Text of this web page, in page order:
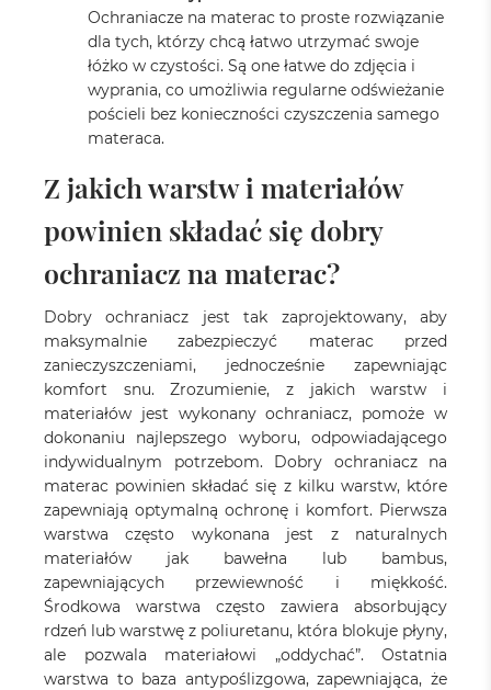
Ochraniacze na materac to proste rozwiązanie
dla tych, którzy chcą łatwo utrzymać swoje
łóżko w czystości. Są one łatwe do zdjęcia i
wyprania, co umożliwia regularne odświeżanie
pościeli bez konieczności czyszczenia samego
materaca.
Z jakich warstw i materiałów
powinien składać się dobry
ochraniacz na materac?
Dobry ochraniacz jest tak zaprojektowany, aby
maksymalnie zabezpieczyć materac przed
zanieczyszczeniami, jednocześnie zapewniając
komfort snu. Zrozumienie, z jakich warstw i
materiałów jest wykonany ochraniacz, pomoże w
dokonaniu najlepszego wyboru, odpowiadającego
indywidualnym potrzebom. Dobry ochraniacz na
materac powinien składać się z kilku warstw, które
zapewniają optymalną ochronę i komfort. Pierwsza
warstwa często wykonana jest z naturalnych
materiałów jak bawełna lub bambus,
zapewniających przewiewność i miękkość.
Środkowa warstwa często zawiera absorbujący
rdzeń lub warstwę z poliuretanu, która blokuje płyny,
ale pozwala materiałowi „oddychać”. Ostatnia
warstwa to baza antypoślizgowa, zapewniająca, że